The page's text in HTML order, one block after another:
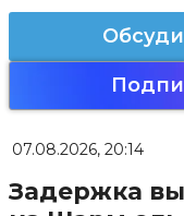
07.08.2026, 20:14
Задержка